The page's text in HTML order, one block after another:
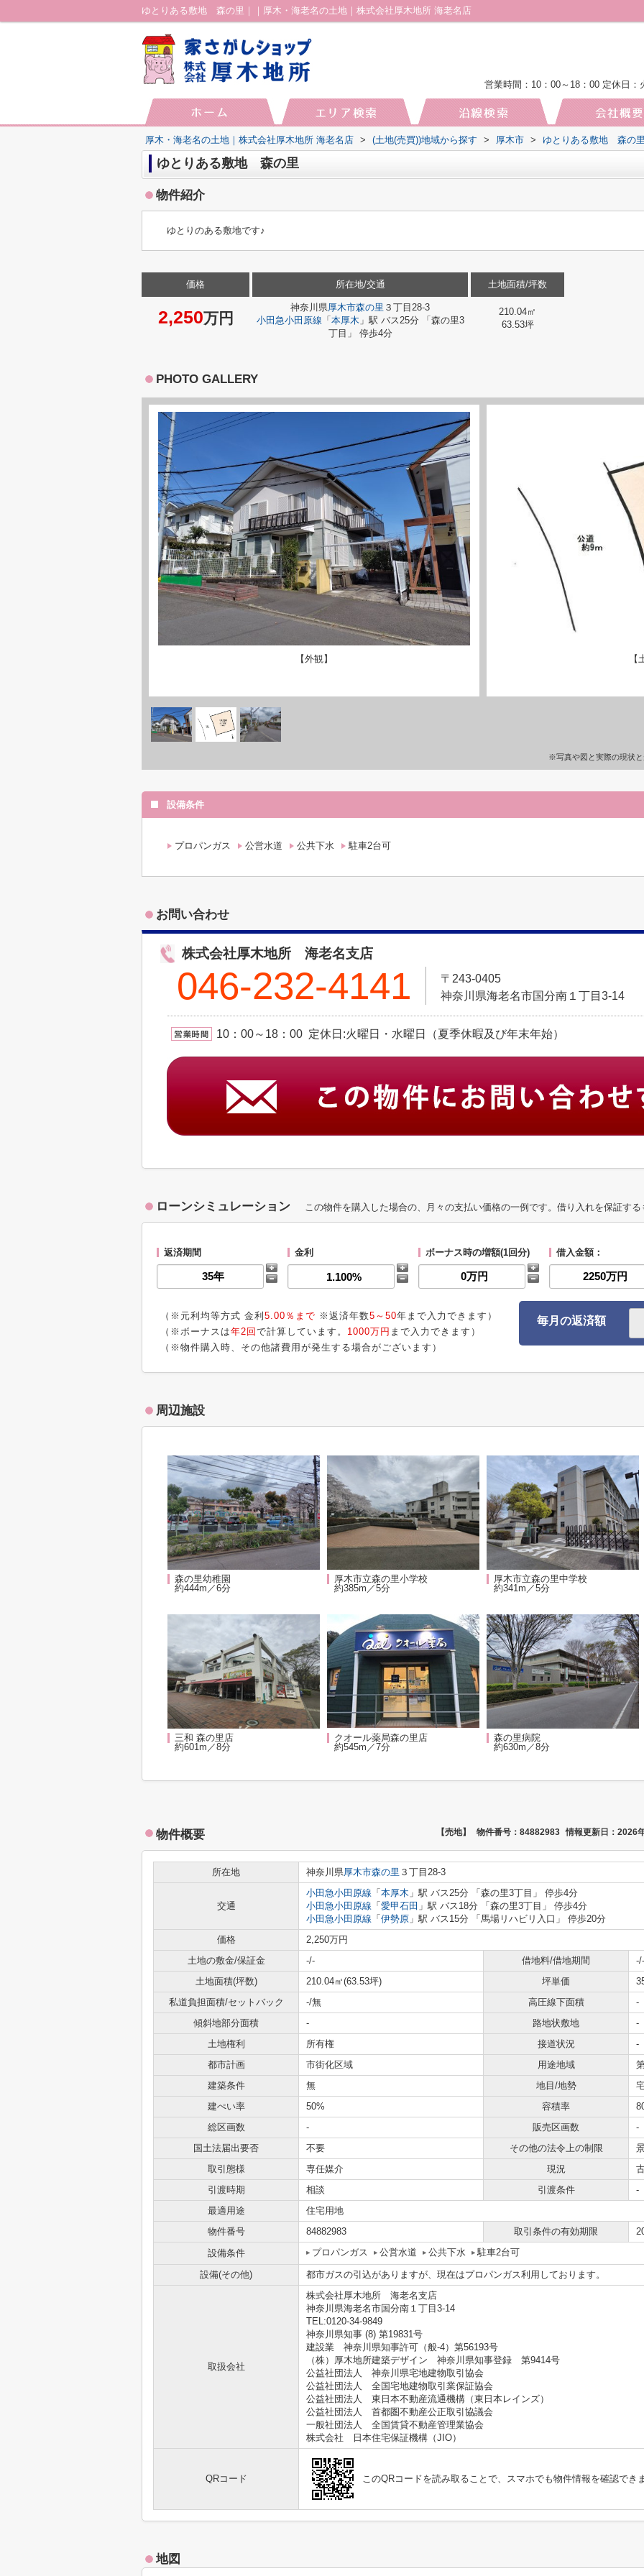
ゆとりある敷地 森の里｜｜厚木・海老名の土地｜株式会社厚木地所 海老名店
営業時間：10：00～18：00 定休日：
厚木・海老名の土地｜株式会社厚木地所 海老名店 > (土地(売買))地域から探す > 厚木市 > ゆとりある敷地 森の
ゆとりある敷地 森の里
物件紹介
ゆとりのある敷地です♪
価格
2,250万円
所在地/交通
神奈川県厚木市森の里 ３丁目28-3
小田急小田原線 「 本厚木 」駅 バス25分 「森の里3
丁目」 停歩4分
土地面積/坪数
210.04㎡
63.53坪
PHOTO GALLERY
【外観】 【
※写真や図と実際の現状
設備条件
プロパンガス 公営水道 公共下水 駐車2台可
お問い合わせ
株式会社厚木地所 海老名支店
046-232-4141
〒243-0405
神奈川県海老名市国分南１丁目3-14
10：00～18：00 定休日:火曜日・水曜日（夏季休暇及び年末年始）
ローンシミュレーション この物件を購入した場合の、月々の支払い価格の一例です。借り入れを保証す
返済期間 金利 ボーナス時の増額(1回分) 借入金額：
（※元利均等方式 金利 5.00％まで ※返済年数5～50年まで入力できます）
（※ボーナスは年2回 で計算しています。 1000万円 まで入力できます）
（※物件購入時、その他諸費用が発生する場合がございます）
毎月の返済額
周辺施設
森の里幼稚園
約444m／6分
厚木市立森の里小学校
約385m／5分
厚木市立森の里中学校
約341m／5分
三和 森の里店
約601m／8分
クオール薬局森の里店
約545m／7分
森の里病院
約630m／8分
物件概要 【売地】 物件番号：84882983 情報更新日：2026
所在地 神奈川県厚木市森の里 ３丁目28-3
交通
小田急小田原線 「 本厚木 」駅 バス25分 「森の里3丁目」 停歩4分
小田急小田原線 「 愛甲石田 」駅 バス18分 「森の里3丁目」 停歩4分
小田急小田原線 「 伊勢原 」駅 バス15分 「馬場リハビリ入口」 停歩20分
価格
2,250万円
土地の敷金/保証金
-/- 借地料/借地期間
-/-
土地面積(坪数)
210.04㎡(63.53坪) 坪単価
私道負担面積/セットバック
-/無 高圧線下面積
-
傾斜地部分面積
- 路地状敷地
-
土地権利
所有権 接道状況
-
都市計画
市街化区域 用途地域
建築条件
無 地目/地勢
建ぺい率
50% 容積率
総区画数
- 販売区画数
-
国土法届出要否
不要 その他の法令上の制限
取引態様
専任媒介 現況
引渡時期
相談 引渡条件
-
最適用途
住宅用地
物件番号
84882983 取引条件の有効期限
設備条件
プロパンガス 公営水道 公共下水 駐車2台可
設備(その他) 都市ガスの引込がありますが、現在はプロパンガス利用しております。
取扱会社
株式会社厚木地所 海老名支店
神奈川県海老名市国分南１丁目3-14
TEL:0120-34-9849
神奈川県知事 (8) 第19831号
建設業 神奈川県知事許可（般-4）第56193号
（株）厚木地所建築デザイン 神奈川県知事登録 第9414号
公益社団法人 神奈川県宅地建物取引協会
公益社団法人 全国宅地建物取引業保証協会
公益社団法人 東日本不動産流通機構（東日本レインズ）
公益社団法人 首都圏不動産公正取引協議会
一般社団法人 全国賃貸不動産管理業協会
株式会社 日本住宅保証機構（JIO）
QRコード このQRコードを読み取ることで、スマホでも物件情報を確認でき
地図